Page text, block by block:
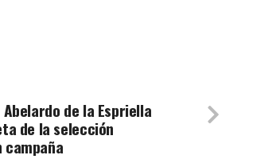
de la Espriella
de la selección
campaña